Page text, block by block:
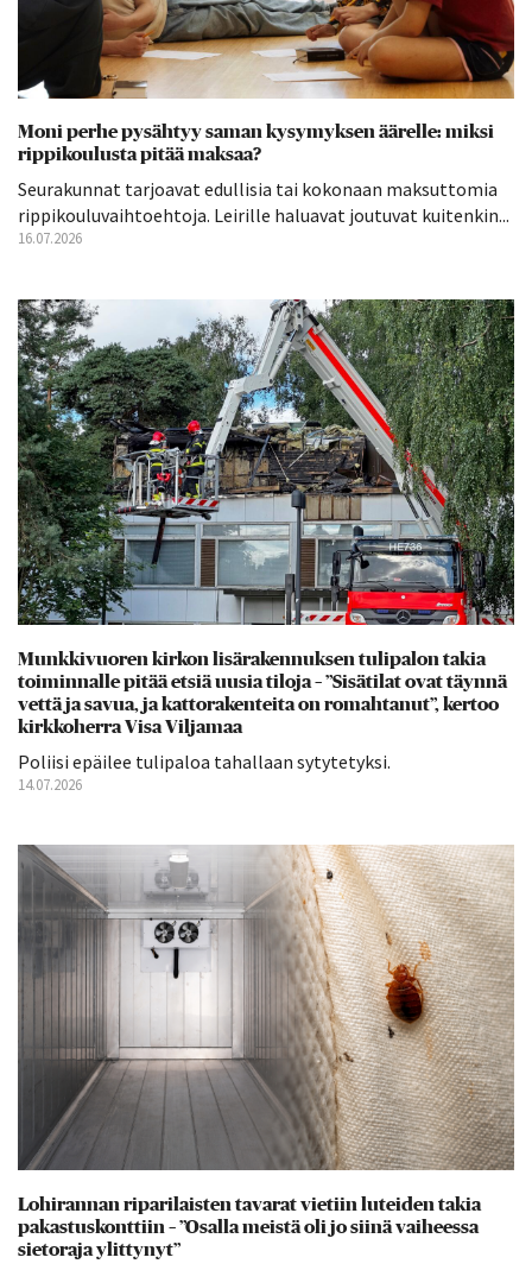
Moni perhe pysähtyy saman kysymyksen äärelle: miksi
rippikoulusta pitää maksaa?
Seurakunnat tarjoavat edullisia tai kokonaan maksuttomia
rippikouluvaihtoehtoja. Leirille haluavat joutuvat kuitenkin...
16.07.2026
Munkkivuoren kirkon lisärakennuksen tulipalon takia
toiminnalle pitää etsiä uusia tiloja – ”Sisätilat ovat täynnä
vettä ja savua, ja kattorakenteita on romahtanut”, kertoo
kirkkoherra Visa Viljamaa
Poliisi epäilee tulipaloa tahallaan sytytetyksi.
14.07.2026
Lohirannan riparilaisten tavarat vietiin luteiden takia
pakastuskonttiin – ”Osalla meistä oli jo siinä vaiheessa
sietoraja ylittynyt”